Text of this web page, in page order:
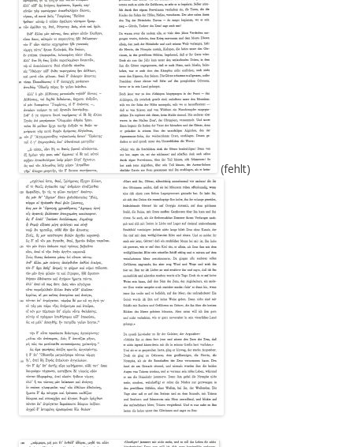
(fehlt)